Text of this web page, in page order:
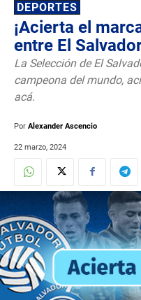
DEPORTES
¡Acierta el
entre El
La Selección de El
campeona del mundo,
acá.
Por Alexander Ascencio
22 marzo, 2024